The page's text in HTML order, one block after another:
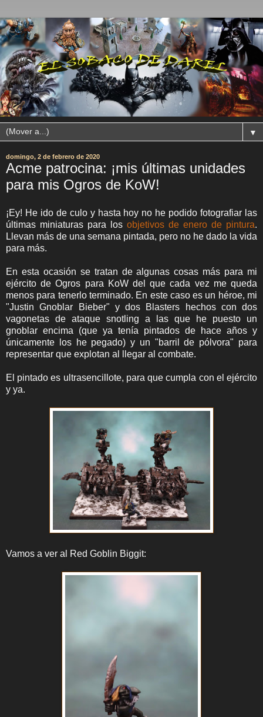
▼
domingo, 2 de febrero de 2020
Acme patrocina: ¡mis últimas unidades
para mis Ogros de KoW!
¡Ey! He ido de culo y hasta hoy no he podido fotografiar las
últimas miniaturas para los objetivos de enero de pintura.
Llevan más de una semana pintada, pero no he dado la vida
para más.
En esta ocasión se tratan de algunas cosas más para mi
ejército de Ogros para KoW del que cada vez me queda
menos para tenerlo terminado. En este caso es un héroe, mi
"Justin Gnoblar Bieber" y dos Blasters hechos con dos
vagonetas de ataque snotling a las que he puesto un
gnoblar encima (que ya tenía pintados de hace años y
únicamente los he pegado) y un "barril de pólvora" para
representar que explotan al llegar al combate.
El pintado es ultrasencillote, para que cumpla con el ejército
y ya.
Vamos a ver al Red Goblin Biggit: